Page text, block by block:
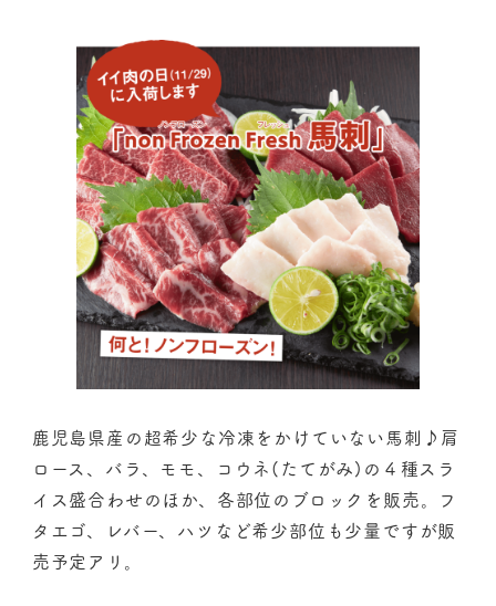
鹿児島県産の超希少な冷凍をかけていない馬刺♪肩
ロース、バラ、モモ、コウネ(たてがみ)の４種スラ
イス盛合わせのほか、各部位のブロックを販売。フ
タエゴ、レバー、ハツなど希少部位も少量ですが販
売予定アリ。